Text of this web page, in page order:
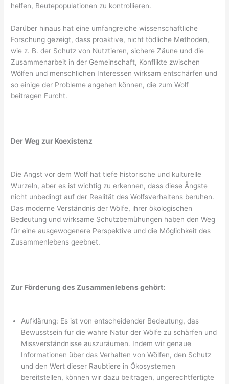
helfen, Beutepopulationen zu kontrollieren.
Darüber hinaus hat eine umfangreiche wissenschaftliche
Forschung gezeigt, dass proaktive, nicht tödliche Methoden,
wie z. B. der Schutz von Nutztieren, sichere Zäune und die
Zusammenarbeit in der Gemeinschaft, Konflikte zwischen
Wölfen und menschlichen Interessen wirksam entschärfen und
so einige der Probleme angehen können, die zum Wolf
beitragen Furcht.
Der Weg zur Koexistenz
Die Angst vor dem Wolf hat tiefe historische und kulturelle
Wurzeln, aber es ist wichtig zu erkennen, dass diese Ängste
nicht unbedingt auf der Realität des Wolfsverhaltens beruhen.
Das moderne Verständnis der Wölfe, ihrer ökologischen
Bedeutung und wirksame Schutzbemühungen haben den Weg
für eine ausgewogenere Perspektive und die Möglichkeit des
Zusammenlebens geebnet.
Zur Förderung des Zusammenlebens gehört:
Aufklärung: Es ist von entscheidender Bedeutung, das
Bewusstsein für die wahre Natur der Wölfe zu schärfen und
Missverständnisse auszuräumen. Indem wir genaue
Informationen über das Verhalten von Wölfen, den Schutz
und den Wert dieser Raubtiere in Ökosystemen
bereitstellen, können wir dazu beitragen, ungerechtfertigte